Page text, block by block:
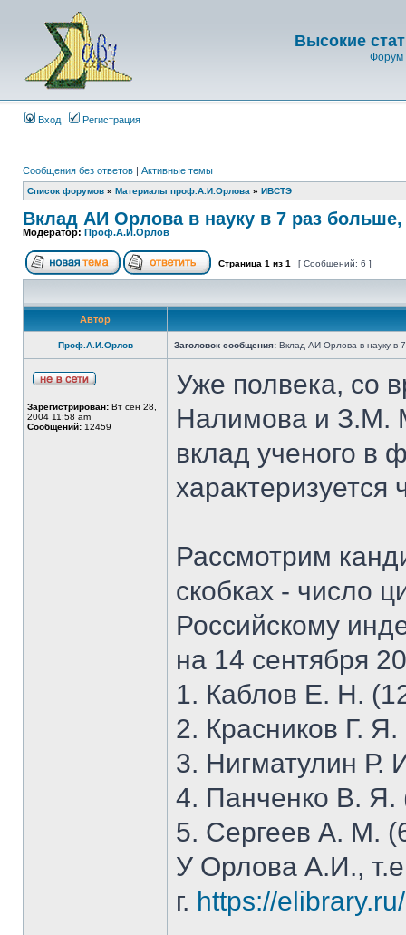
Высокие
Форум
Вход Регистрация
Сообщения без ответов | Активные темы
Список форумов » Материалы проф.А.И.Орлова » ИВСТЭ
Вклад АИ Орлова в науку в 7 раз
Модератор: Проф.А.И.Орлов
Страница 1 из 1 [ Сообщений: 6 ]
Автор
Проф.А.И.Орлов Заголовок сообщения: Вклад АИ Орлова в науку в
Зарегистрирован: Вт сен 28,
2004 11:58 am
Сообщений: 12459
Уже полвека, со
Налимова и З.М.
вклад ученого в
характеризуется
Рассмотрим
скобках - число
Российскому
на 14 сентября
1. Каблов Е. Н.
2. Красников Г.
3. Нигматулин Р.
4. Панченко В. Я.
5. Сергеев А. М.
У Орлова А.И.,
г. https://